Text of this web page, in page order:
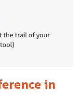
the trail of your
in